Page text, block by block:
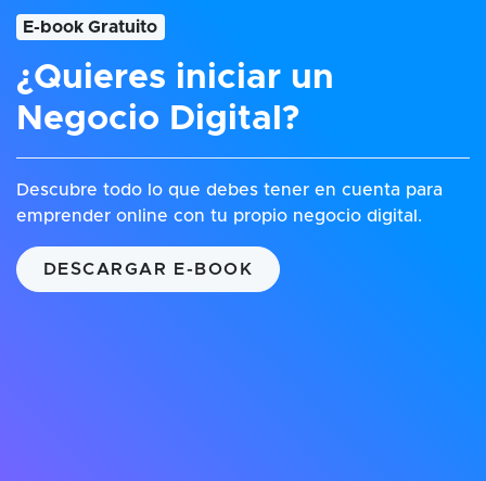
E-book Gratuito
¿Quieres iniciar un
Negocio Digital?
Descubre todo lo que debes tener en cuenta para
emprender online con tu propio negocio digital.
DESCARGAR E-BOOK